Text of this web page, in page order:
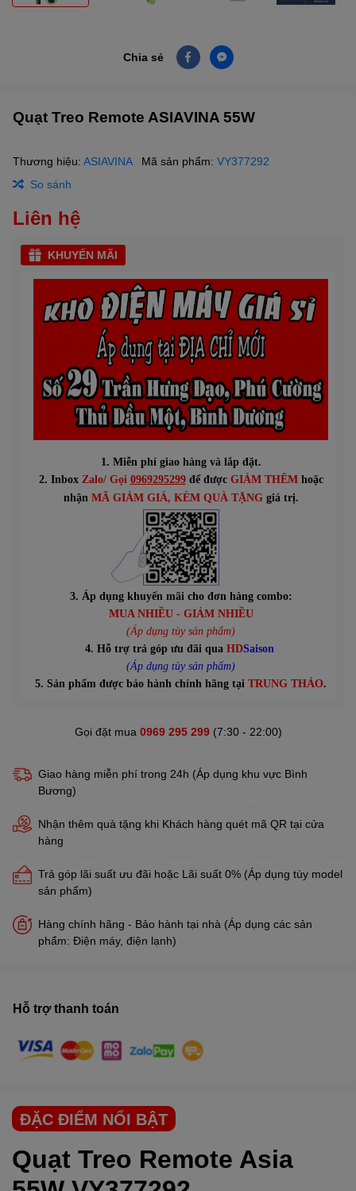
Chia sẻ
Quạt Treo Remote ASIAVINA 55W
Thương hiệu: ASIAVINA Mã sản phẩm: VY377292
So sánh
Liên hệ
KHUYẾN MÃI
1. Miễn phí giao hàng và lắp đặt.
2. Inbox Zalo/ Gọi 0969295299để được GIẢM THÊMhoặc
nhận MÃ GIẢM GIÁ, KÈM QUÀ TẶNGgiá trị.
3. Áp dụng khuyến mãi cho đơn hàng combo:
MUA NHIỀU - GIẢM NHIỀU
(Áp dụng tùy sản phẩm)
4. Hỗ trợ trả góp ưu đãi qua HDSaison
(Áp dụng tùy sản phẩm)
5. Sản phẩm được bảo hành chính hãng tại TRUNG THẢO.
Gọi đặt mua 0969 295 299(7:30 - 22:00)
Giao hàng miễn phí trong 24h (Áp dụng khu vực Bình
Bương)
Nhận thêm quà tặng khi Khách hàng quét mã QR tại cửa
hàng
Trả góp lãi suất ưu đãi hoặc Lãi suất 0% (Áp dụng tùy model
sản phẩm)
Hàng chính hãng - Bảo hành tại nhà (Áp dụng các sản
phẩm: Điện máy, điện lạnh)
Hỗ trợ thanh toán
ĐẶC ĐIỂM NỔI BẬT
Quạt Treo Remote Asia